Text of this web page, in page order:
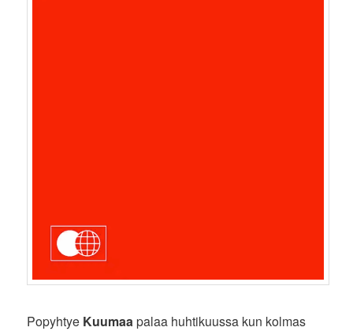
Popyhtye Kuumaapalaa huhtikuussa kun kolmas